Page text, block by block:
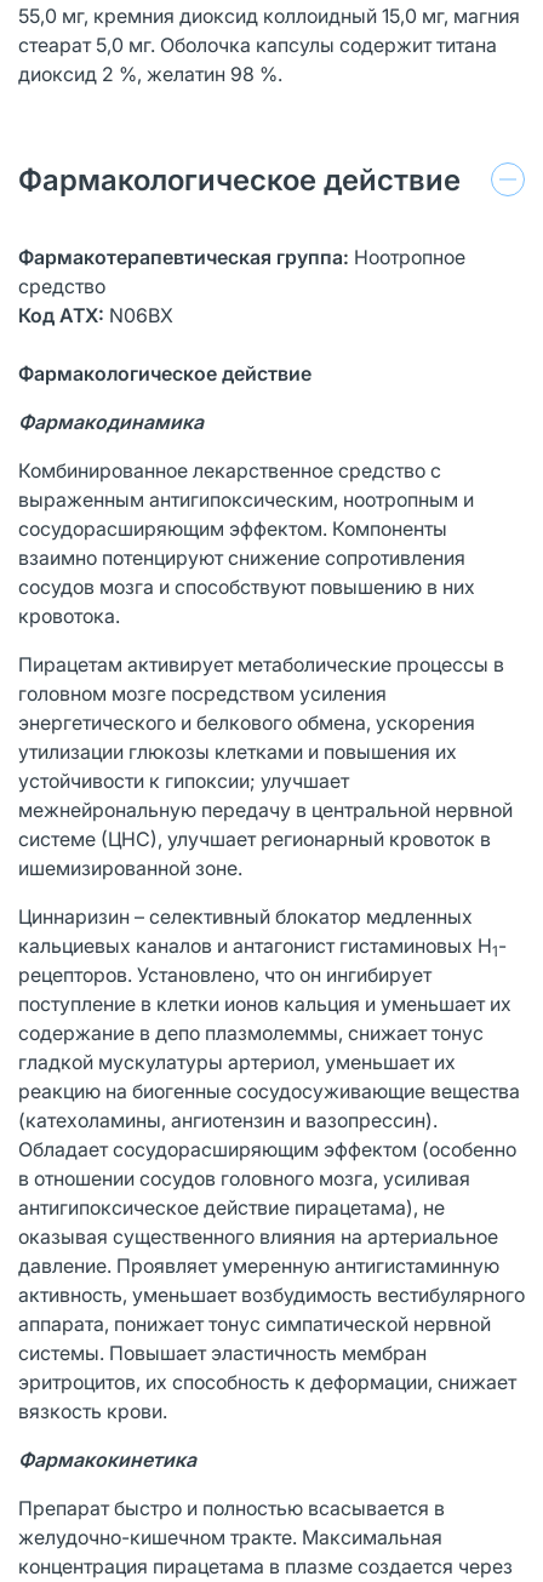
55,0 мг, кремния диоксид коллоидный 15,0 мг, магния
стеарат 5,0 мг. Оболочка капсулы содержит титана
диоксид 2 %, желатин 98 %.
Фармакологическое действие
Фармакотерапевтическая группа: Ноотропное
средство
Код АТХ: N06BХ
Фармакологическое действие
Фармакодинамика
Комбинированное лекарственное средство с
выраженным антигипоксическим, ноотропным и
сосудорасширяющим эффектом. Компоненты
взаимно потенцируют снижение сопротивления
сосудов мозга и способствуют повышению в них
кровотока.
Пирацетам активирует метаболические процессы в
головном мозге посредством усиления
энергетического и белкового обмена, ускорения
утилизации глюкозы клетками и повышения их
устойчивости к гипоксии; улучшает
межнейрональную передачу в центральной нервной
системе (ЦНС), улучшает регионарный кровоток в
ишемизированной зоне.
Циннаризин – селективный блокатор медленных
кальциевых каналов и антагонист гистаминовых Н1-
рецепторов. Установлено, что он ингибирует
поступление в клетки ионов кальция и уменьшает их
содержание в депо плазмолеммы, снижает тонус
гладкой мускулатуры артериол, уменьшает их
реакцию на биогенные сосудосуживающие вещества
(катехоламины, ангиотензин и вазопрессин).
Обладает сосудорасширяющим эффектом (особенно
в отношении сосудов головного мозга, усиливая
антигипоксическое действие пирацетама), не
оказывая существенного влияния на артериальное
давление. Проявляет умеренную антигистаминную
активность, уменьшает возбудимость вестибулярного
аппарата, понижает тонус симпатической нервной
системы. Повышает эластичность мембран
эритроцитов, их способность к деформации, снижает
вязкость крови.
Фармакокинетика
Препарат быстро и полностью всасывается в
желудочно-кишечном тракте. Максимальная
концентрация пирацетама в плазме создается через